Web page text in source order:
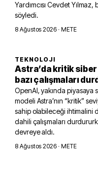
Yardımcısı Cevdet
söyledi.
8 Ağustos 2026 · METE
TEKNOLOJI
Astra’da kritik
bazı çalışmaları
OpenAI, yakında piyasaya
modeli Astra’nın “kritik”
sahip olabileceği ihtimalini
dahili çalışmaları
devreye aldı.
8 Ağustos 2026 · METE